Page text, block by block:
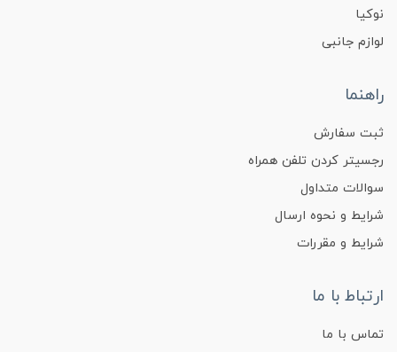
نوکیا
لوازم جانبی
راهنما
ثبت سفارش
رجسیتر کردن تلفن همراه
سوالات متداول
شرایط و نحوه ارسال
شرایط و مقررات
ارتباط با ما
تماس با ما